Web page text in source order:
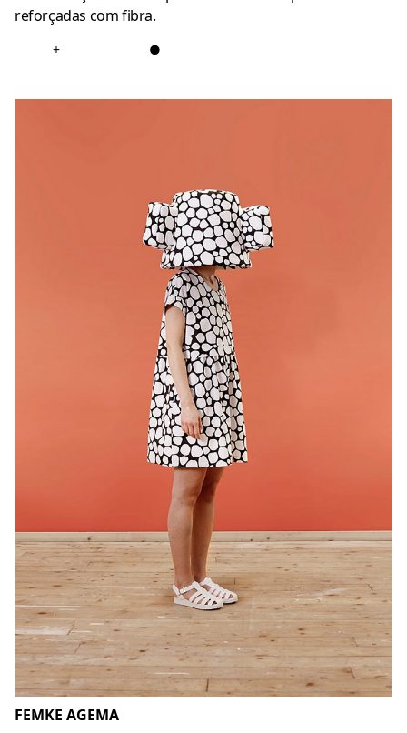
reforçadas com fibra.
+ ●
FEMKE AGEMA